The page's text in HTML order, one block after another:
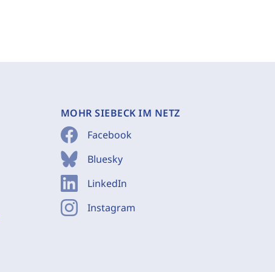
MOHR SIEBECK IM NETZ
Facebook
Bluesky
LinkedIn
Instagram